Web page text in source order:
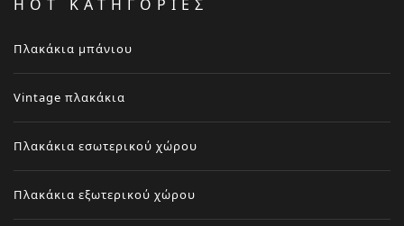
HOT ΚΑΤΗΓΟΡΙΕΣ
Πλακάκια μπάνιου
Vintage πλακάκια
Πλακάκια εσωτερικού χώρου
Πλακάκια εξωτερικού χώρου